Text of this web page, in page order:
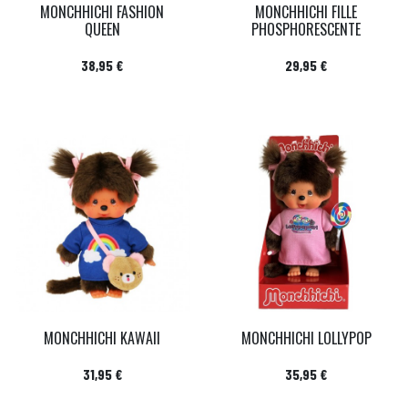
MONCHHICHI FASHION
QUEEN
Prix
38,95 €
MONCHHICHI FILLE
PHOSPHORESCENTE
Prix
29,95 €
MONCHHICHI KAWAII
Prix
31,95 €
MONCHHICHI LOLLYPOP
Prix
35,95 €